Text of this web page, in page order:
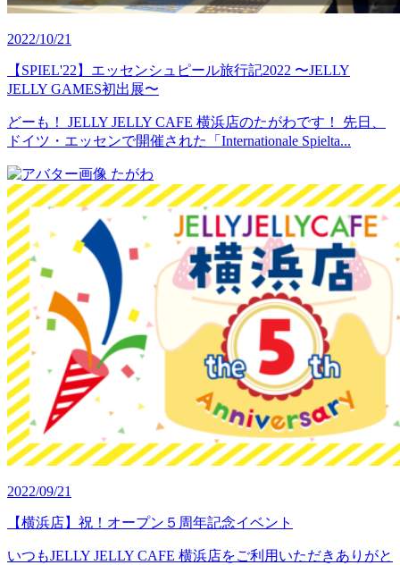
2022/10/21
【SPIEL'22】エッセンシュピール旅行記2022 〜JELLY
JELLY GAMES初出展〜
どーも！ JELLY JELLY CAFE 横浜店のたがわです！ 先日、
ドイツ・エッセンで開催された「Internationale Spielta...
たがわ
2022/09/21
【横浜店】祝！オープン５周年記念イベント
いつもJELLY JELLY CAFE 横浜店をご利用いただきありがと